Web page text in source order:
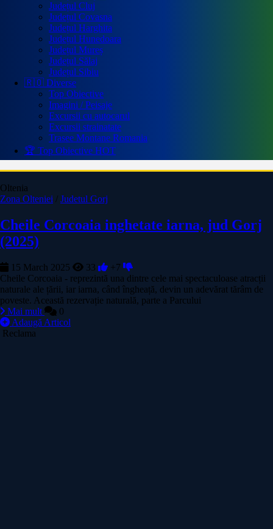
Județul Cluj
Județul Covasna
Județul Harghita
Județul Hunedoara
Județul Mureș
Județul Sălaj
Județul Sibiu
🇷🇴 Diverse
Top Obiective
Imagini / Peisaje
Excursii cu autocarul
Excursii strainatate
Trasee Montane Romania
🏆 Top Obiective HOT
Oltenia
Zona Olteniei / Judetul Gorj
Cheile Corcoaia inghetate iarna, jud Gorj
(2025)
15 March 2025 33
+7
Cheile Corcoaia - reprezintă una dintre cele mai spectaculoase atracții
naturale ale țării, iar iarna, când îngheață, devin un adevărat tărâm de
poveste. Această rezervație naturală, parte a Parcului
Mai mult
0
Adaugă Articol
Reclama